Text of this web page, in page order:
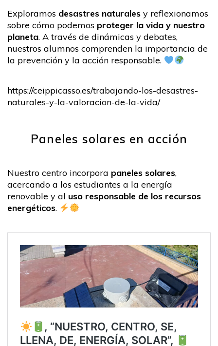
Exploramos desastres naturales y reflexionamos
sobre cómo podemos proteger la vida y nuestro
planeta. A través de dinámicas y debates,
nuestros alumnos comprenden la importancia de
la prevención y la acción responsable.
https://ceippicasso.es/trabajando-los-desastres-
naturales-y-la-valoracion-de-la-vida/​
Paneles solares en acción
Nuestro centro incorpora paneles solares,
acercando a los estudiantes a la energía
renovable y al uso responsable de los recursos
energéticos.